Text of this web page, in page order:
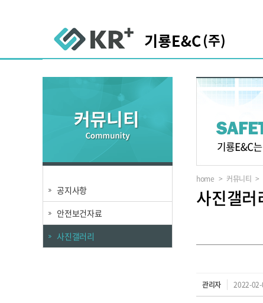
공지사항
안전보건자료
사진갤러리
사진갤러
home > 커뮤니티 >
관리자 2022-